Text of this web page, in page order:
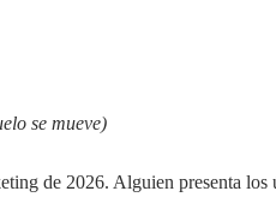
se mueve)
de 2026. Alguien presenta los